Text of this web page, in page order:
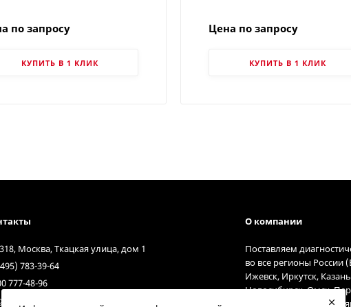
по запросу
КУПИТЬ В 1 КЛИК
Цена по запросу
КУПИТЬ В 1 КЛИК
Москва, Ткацкая улица, дом 1
783-39-64
777-48-96
О компании
Поставляем
во все регионы России
Ижевск, Иркутск,
Новосибирск, Омск,
Тольятти, Тюмень,